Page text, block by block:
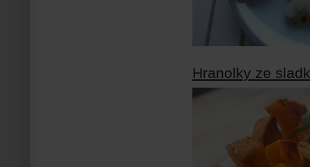
Hranolky ze